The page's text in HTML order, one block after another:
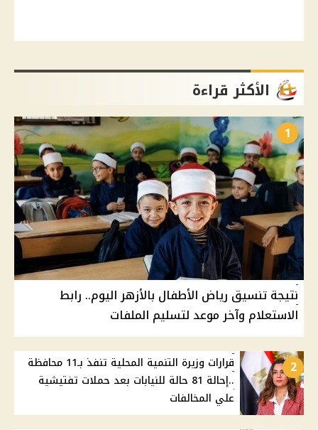
الأكثر قراءة
1
نتيجة تنسيق رياض الأطفال بالأزهر اليوم.. رابط
الاستعلام وآخر موعد لتسليم الملفات
2
قرارات وزيرة التنمية المحلية تنفذ بـ11 محافظة
..إحالة 81 حالة للنيابات بعد حملات تفتيشية
علي المخالفات